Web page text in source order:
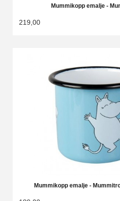
Mummikopp emalje -
219,00
Mummikopp emalje -